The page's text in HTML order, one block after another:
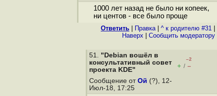
1000 лет назад не было ни копеек,
ни центов - все было проще
Ответить Правка| ^ к родителю #31
Наверх
Cообщить модератору
51. "Debian вошёл в
консультативный cовет
проекта KDE"
–2
+ / –
Сообщение от Ой (?), 12-
Июл-18, 17:25